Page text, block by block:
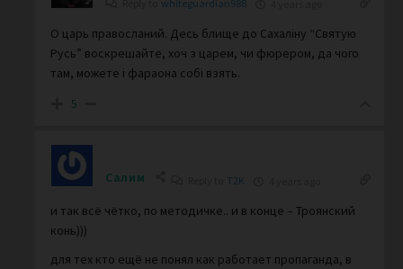
whiteguardian988
О царь правосланий. Десь блище до Сахаліну “Святую
Русь” воскрешайте, хоч з царем, чи фюрером, да чого
там, можете і фараона собі взять.
5
Салим T2K
и так всё чётко, по методичке.. и в конце – Троянский
конь)))
для тех кто ещё не понял как работает пропаганда, в